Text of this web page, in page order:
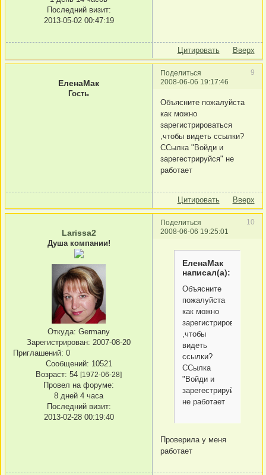
Последний визит:
2013-05-02 00:47:19
Цитировать Вверх
Поделиться
9
2008-06-06 19:17:46
ЕленаМак
Гость
Объясните пожалуйста
как можно
зарегистрироваться
,чтобы видеть ссылки?
ССылка "Войди и
зарегестрируйся" не
работает
Цитировать Вверх
Поделиться
10
2008-06-06 19:25:01
Larissa2
Душа компании!
Откуда: Germany
Зарегистрирован: 2007-08-20
Приглашений: 0
Сообщений: 10521
Возраст: 54 [1972-06-28]
Провел на форуме:
8 дней 4 часа
Последний визит:
2013-02-28 00:19:40
ЕленаМак
написал(а):
Объясните
пожалуйста
как можно
зарегистрироваться
,чтобы
видеть
ссылки?
ССылка
"Войди и
зарегестрируйся"
не работает
Проверила у меня
работает